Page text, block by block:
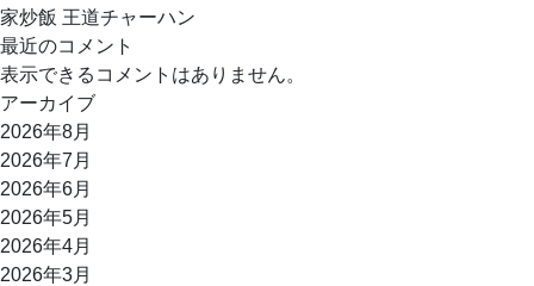
家炒飯 王道チャーハン
最近のコメント
表示できるコメントはありません。
アーカイブ
2026年8月
2026年7月
2026年6月
2026年5月
2026年4月
2026年3月